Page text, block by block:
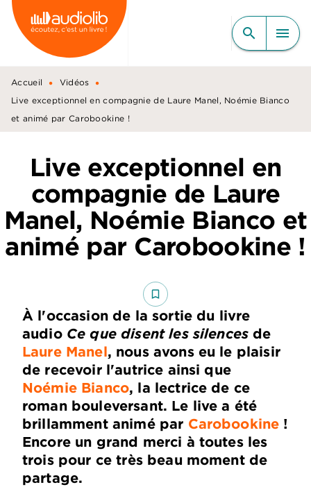
MENU RECHERCHE
CONTENU
PIED DE PAGE
search menu
Accueil • Vidéos •
Live exceptionnel en compagnie de Laure Manel, Noémie Bianco
et animé par Carobookine !
Live exceptionnel en
compagnie de Laure
Manel, Noémie Bianco et
animé par Carobookine !
bookmark_border
À l'occasion de la sortie du livre
audio Ce que disent les silences de
Laure Manel, nous avons eu le plaisir
de recevoir l'autrice ainsi que
Noémie Bianco, la lectrice de ce
roman bouleversant. Le live a été
brillamment animé par Carobookine !
Encore un grand merci à toutes les
trois pour ce très beau moment de
partage.